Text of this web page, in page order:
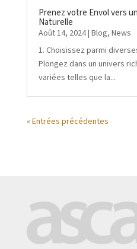
Prenez votre Envol vers
Naturelle
Août 14, 2024| Blog, News
1. Choisissez parmi
Plongez dans un univers
variées telles que la...
« Entrées précédentes